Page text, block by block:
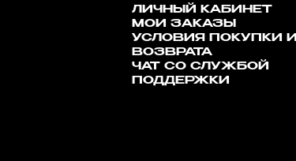
ЛИЧНЫЙ КАБИНЕТ
МОИ ЗАКАЗЫ
УСЛОВИЯ ПОКУПКИ И
ВОЗВРАТА
ЧАТ СО СЛУЖБОЙ
ПОДДЕРЖКИ